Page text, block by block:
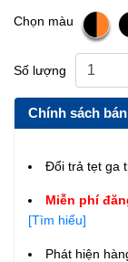
Chọn màu
Số lượng
Chính sách
Đổi trả tẹt ga
Miễn phí
[Tìm hiểu]
Phát hiện